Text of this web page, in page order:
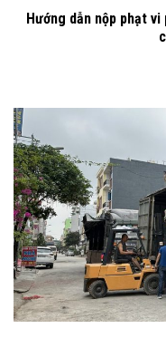
Hướng dẫn nộp phạt